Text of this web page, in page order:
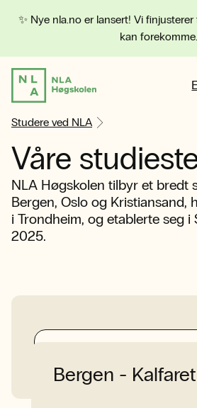
✨ Nye nla.no er lansert! Vi
kan forekomme.
Studere ved NLA
Våre
NLA Høgskolen tilbyr et bredt
Bergen, Oslo og Kristiansand,
i Trondheim, og etablerte seg i
2025.
Bergen - Kalfaret